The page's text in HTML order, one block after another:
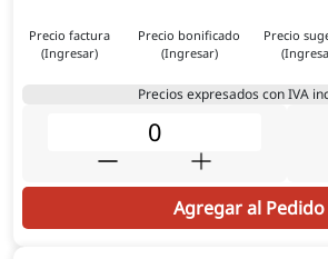
Precio factura
(Ingresar)
Precio bonificado
(Ingresar)
Precio
Precios expresados con IVA
Agregar al Pedido